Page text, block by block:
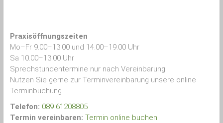
Praxisöffnungszeiten
Mo–Fr 9.00–13.00 und 14.00–19.00 Uhr
Sa 10.00–13.00 Uhr
Sprechstundentermine nur nach Vereinbarung
Nutzen Sie gerne zur Terminvereinbarung unsere online
Terminbuchung.
Telefon: 089 61208805
Termin vereinbaren: Termin online buchen